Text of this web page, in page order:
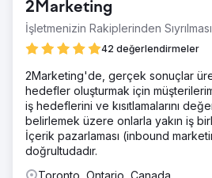
2Marketing
İşletmenizin Rakiplerinden
42 değerlendirmeler
2Marketing'de, gerçek sonuçlar
hedefler oluşturmak için
iş hedeflerini ve kısıtlamalarını
belirlemek üzere onlarla yakın iş
İçerik pazarlaması (inbound
doğrultudadır.
Toronto, Ontario, Canada